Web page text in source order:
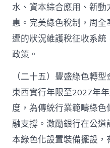
水、資本綜合應用、新
惠。完美綠色稅制，周
遭的狀況維護稅征收系
政策。
（二十五）豐盛綠色轉
東西實行年限至2027年
度，為傳統行業範疇綠
融支撐。激勵銀行在公
本綠色化設置裝備擺設